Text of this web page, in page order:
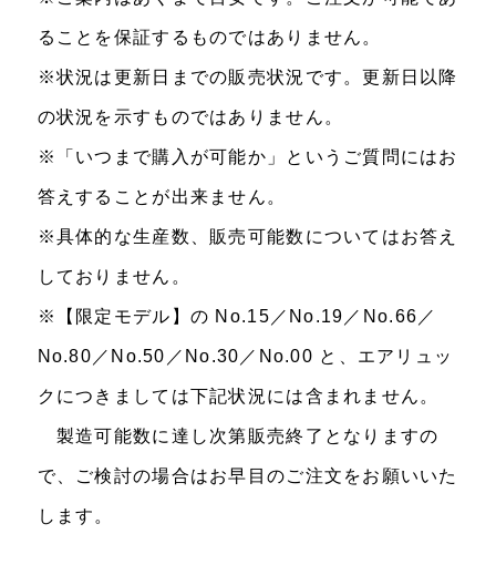
ることを保証するものではありません。
※状況は更新日までの販売状況です。更新日以降
の状況を示すものではありません。
※「いつまで購入が可能か」というご質問にはお
答えすることが出来ません。
※具体的な生産数、販売可能数についてはお答え
しておりません。
※【限定モデル】の No.15／No.19／No.66／
No.80／No.50／No.30／No.00 と、エアリュッ
クにつきましては下記状況には含まれません。
製造可能数に達し次第販売終了となりますの
で、ご検討の場合はお早目のご注文をお願いいた
します。